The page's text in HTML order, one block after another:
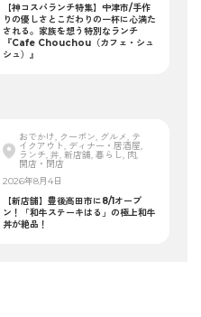
【神コスパランチ特集】中津市/手作
りの優しさとこだわりの一杯に心満た
される。家族を想う特別なランチ
『Cafe Chouchou（カフェ・シュ
シュ）』
おでかけ, クーポン, グルメ, テ
イクアウト, ディナー・居酒屋,
ランチ, 丼, 新店舗, 暮らし, 肉,
開店・閉店
2026年8月4日
【新店舗】豊後高田市に8/1オープ
ン！「和牛ステーキはる」の極上和牛
丼が絶品！